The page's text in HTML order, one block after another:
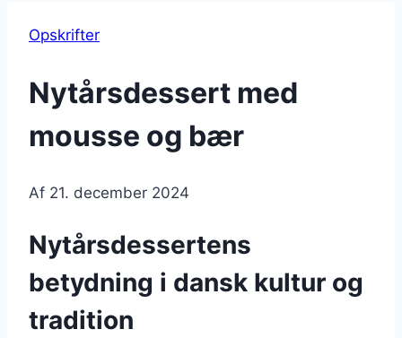
Opskrifter
Nytårsdessert med
mousse og bær
Af 21. december 2024
Nytårsdessertens
betydning i dansk kultur og
tradition